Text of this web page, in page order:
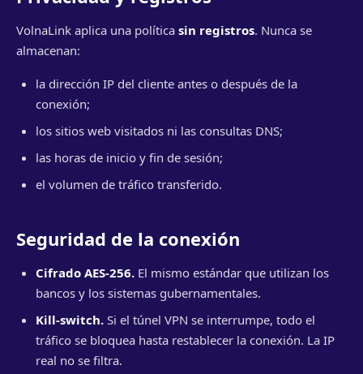
VolnaLink aplica una política sin registros. Nunca se
almacenan:
la dirección IP del cliente antes o después de la
conexión;
los sitios web visitados ni las consultas DNS;
las horas de inicio y fin de sesión;
el volumen de tráfico transferido.
Seguridad de la conexión
Cifrado AES-256. El mismo estándar que utilizan los
bancos y los sistemas gubernamentales.
Kill-switch. Si el túnel VPN se interrumpe, todo el
tráfico se bloquea hasta restablecer la conexión. La IP
real no se filtra.